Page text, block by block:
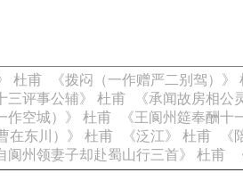
杜甫 《拨闷（一作赠严二别驾）》
三评事公辅》 杜甫 《承闻故房相
作空城）》 杜甫 《王阆州筵奉酬十
在东川）》 杜甫
《泛江》 杜甫
阆州领妻子却赴蜀山行三首》 杜甫